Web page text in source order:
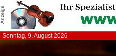
Anzeige
Sonntag, 9. August 2026